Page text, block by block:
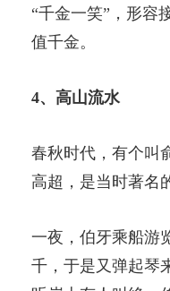
“千金一笑”，形容
值千金。
4、高山流水
春秋时代，有个叫
高超，是当时著名
一夜，伯牙乘船游
千，于是又弹起琴